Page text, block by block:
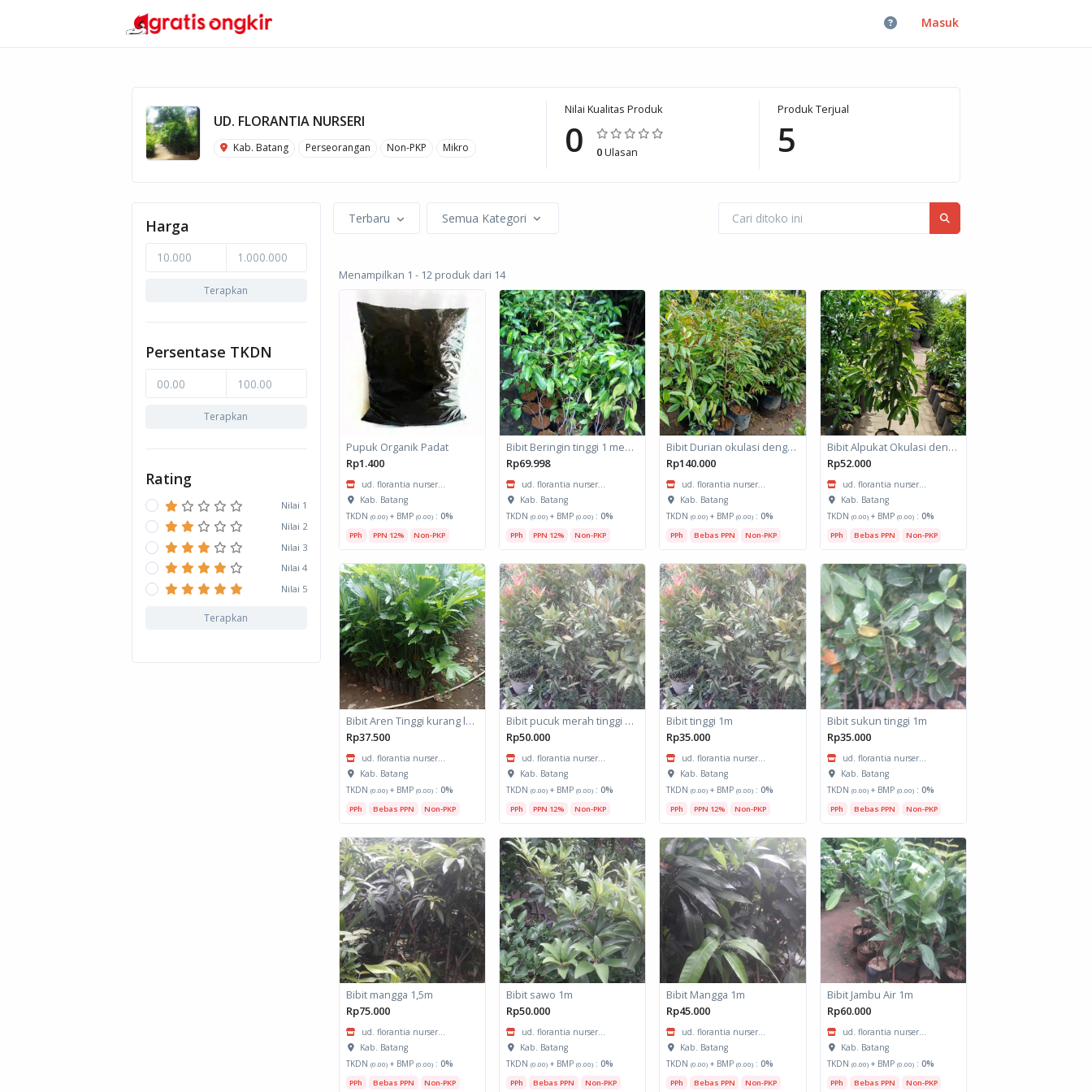
Masuk
UD. FLORANTIA NURSERI
Kab. Batang Perseorangan Non-PKP Mikro
Nilai Kualitas Produk
0 0Ulasan
Produk Terjual
5
Harga
Terapkan
Persentase TKDN
Terapkan
Rating
Nilai 1
Nilai 2
Nilai 3
Nilai 4
Nilai 5
Terapkan
Terbaru Semua Kategori
Menampilkan 1 - 12 produk dari 14
Pupuk Organik Padat
Rp1.400
ud. florantia nurser...
Kab. Batang
TKDN (0.00)+ BMP (0.00): 0%
PPh PPN 12% Non-PKP
Bibit Beringin tinggi 1 meter
Rp69.998
ud. florantia nurser...
Kab. Batang
TKDN (0.00)+ BMP (0.00): 0%
PPh PPN 12% Non-PKP
Bibit Durian okulasi dengan tinggi 1 meter
Rp140.000
ud. florantia nurser...
Kab. Batang
TKDN(0.00) + BMP(0.00) :0%
PPh Bebas PPN Non-PKP
Bibit Alpukat Okulasi dengan tinggi 1 meter
Rp52.000
ud. florantia nurser...
Kab. Batang
TKDN (0.00)+ BMP (0.00): 0%
PPh Bebas PPN Non-PKP
Bibit Aren Tinggi kurang lebih 1 meter
Rp37.500
ud. florantia nurser...
Kab. Batang
TKDN (0.00)+ BMP (0.00): 0%
PPh Bebas PPN Non-PKP
Bibit pucuk merah tinggi 1,5m
Rp50.000
ud. florantia nurser...
Kab. Batang
TKDN (0.00)+ BMP (0.00): 0%
PPh PPN 12% Non-PKP
Bibit tinggi 1m
Rp35.000
ud. florantia nurser...
Kab. Batang
TKDN(0.00) + BMP(0.00) :0%
PPh PPN 12% Non-PKP
Bibit sukun tinggi 1m
Rp35.000
ud. florantia nurser...
Kab. Batang
TKDN (0.00)+ BMP (0.00): 0%
PPh Bebas PPN Non-PKP
Bibit mangga 1,5m
Rp75.000
ud. florantia nurser...
Kab. Batang
TKDN (0.00)+ BMP (0.00): 0%
PPh Bebas PPN Non-PKP
Bibit sawo 1m
Rp50.000
ud. florantia nurser...
Kab. Batang
TKDN (0.00)+ BMP (0.00): 0%
PPh Bebas PPN Non-PKP
Bibit Mangga 1m
Rp45.000
ud. florantia nurser...
Kab. Batang
TKDN(0.00) + BMP(0.00) :0%
PPh Bebas PPN Non-PKP
Bibit Jambu Air 1m
Rp60.000
ud. florantia nurser...
Kab. Batang
TKDN (0.00)+ BMP (0.00): 0%
PPh Bebas PPN Non-PKP